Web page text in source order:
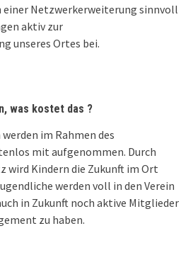
einer Netzwerkerweiterung sinnvoll
aktiv zur
unseres Ortes bei.
was kostet das ?
im Rahmen des
mit aufgenommen. Durch
wird Kindern die Zukunft im Ort
werden voll in den Verein
in Zukunft noch aktive Mitglieder
zu haben.